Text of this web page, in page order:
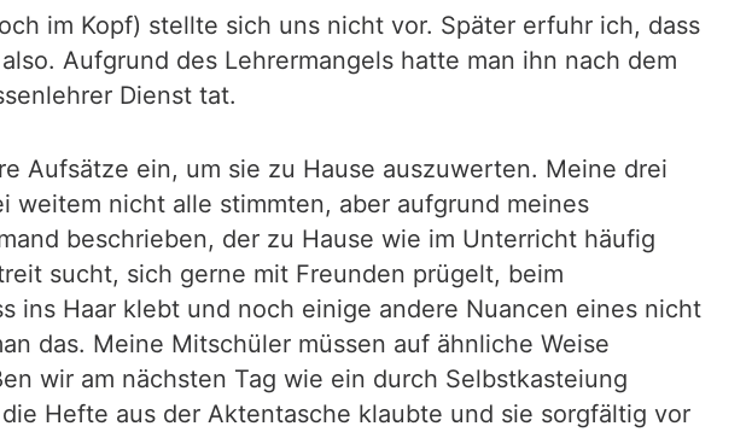
im Kopf) stellte sich uns nicht vor. Später erfuhr ich, dass
Aufgrund des Lehrermangels hatte man ihn nach dem
Dienst tat.
Aufsätze ein, um sie zu Hause auszuwerten. Meine drei
nicht alle stimmten, aber aufgrund meines
beschrieben, der zu Hause wie im Unterricht häufig
sucht, sich gerne mit Freunden prügelt, beim
ins Haar klebt und noch einige andere Nuancen eines nicht
das. Meine Mitschüler müssen auf ähnliche Weise
wir am nächsten Tag wie ein durch Selbstkasteiung
Hefte aus der Aktentasche klaubte und sie sorgfältig vor